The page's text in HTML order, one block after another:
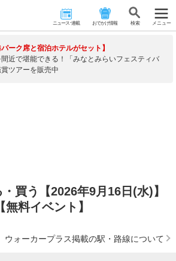
ニュース･連載 おでかけ情報 検 索 メニュー
パーク席と宿泊ホテルがセット】
近で堪能できる！「みなとみらいフェスティバ
ツアーを販売中
買う【2026年9月16日(水)】
【無料イベント】
ウォーカープラス掲載の駅・路線について